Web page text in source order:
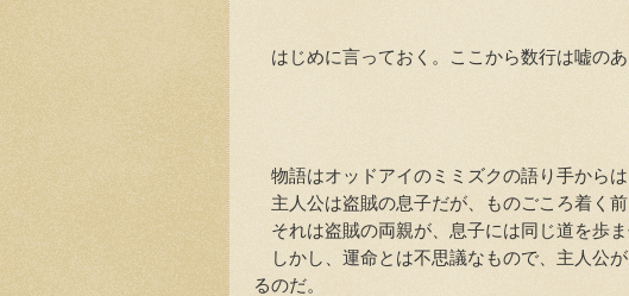
はじめに言っておく。ここから数行は嘘のあ
物語はオッドアイのミミズクの語り手からは
主人公は盗賊の息子だが、ものごころ着く前
それは盗賊の両親が、息子には同じ道を歩ま
しかし、運命とは不思議なもので、主人公
るのだ。